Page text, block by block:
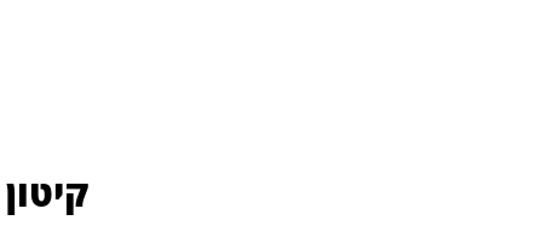
קיטון